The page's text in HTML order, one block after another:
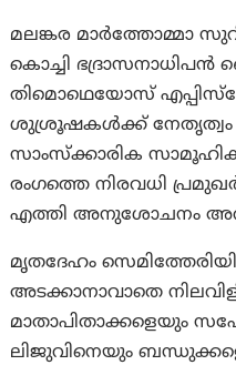
മലങ്കര മാർത്തോമ്മാ
കൊച്ചി ഭദ്രാസനാധിപൻ
തിമൊഥെയോസ്
ശുശ്രൂഷകള്‍ക്ക് നേതൃത്വം
സാംസ്ക്കാരിക
രംഗത്തെ നിരവധി
എത്തി അനുശോചനം
മൃതദേഹം
അടക്കാനാവാതെ
മാതാപിതാക്കളെയും
ലിജുവിനെയും